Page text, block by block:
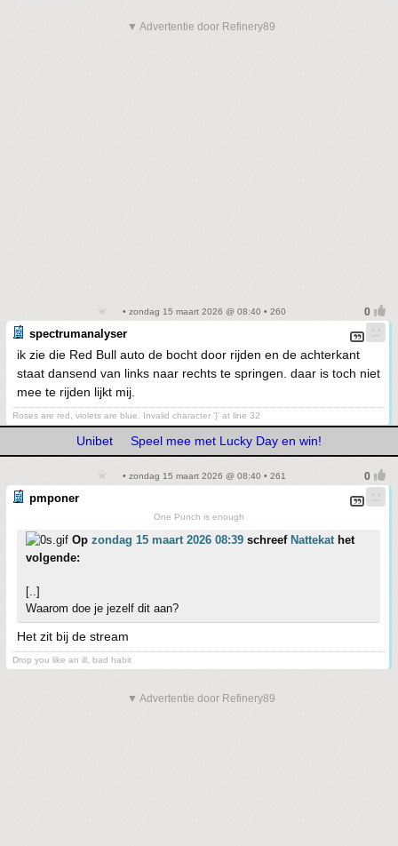
▼ Advertentie door Refinery89
• zondag 15 maart 2026 @ 08:40 • 260
spectrumanalyser
ik zie die Red Bull auto de bocht door rijden en de achterkant
staat dansend van links naar rechts te springen. daar is toch niet
mee te rijden lijkt mij.
Roses are red, violets are blue. Invalid character '}' at line 32
Unibet Speel mee met Lucky Day en win!
• zondag 15 maart 2026 @ 08:40 • 261
pmponer
One Punch is enough
Op zondag 15 maart 2026 08:39 schreef Nattekathet
volgende:
[..]
Waarom doe je jezelf dit aan?
Het zit bij de stream
Drop you like an ill, bad habit
▼ Advertentie door Refinery89